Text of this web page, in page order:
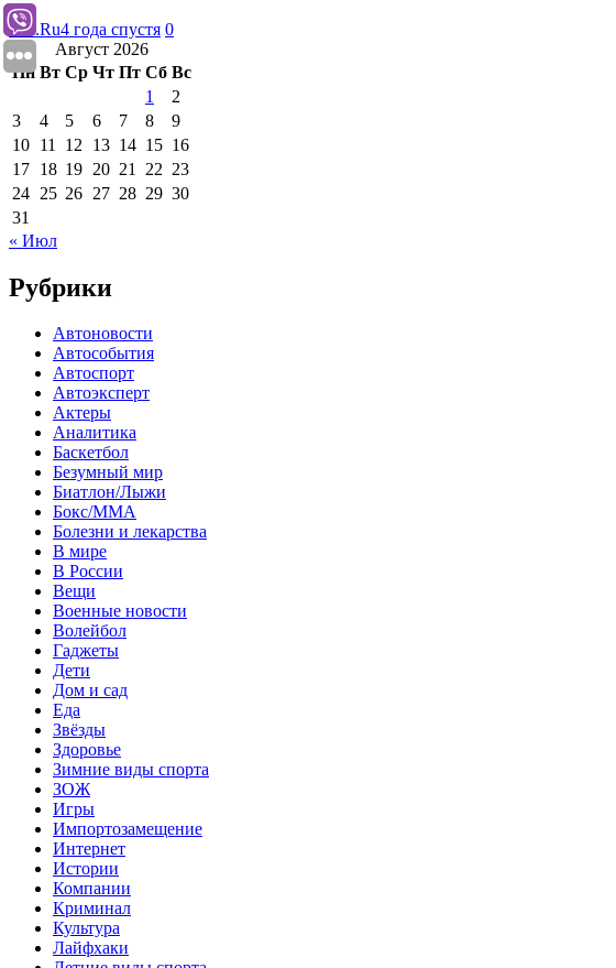
Ura.Ru4 года спустя 0
Август 2026
Пн Вт Ср Чт Пт Сб Вс
1
2
3
4 5 6 7 8
9
10 11 12 13 14 15 16
17 18 19 20 21 22 23
24 25 26 27 28 29 30
31
« Июл
Рубрики
Автоновости
Автособытия
Автоспорт
Автоэксперт
Актеры
Аналитика
Баскетбол
Безумный мир
Биатлон/Лыжи
Бокс/MMA
Болезни и лекарства
В мире
В России
Вещи
Военные новости
Волейбол
Гаджеты
Дети
Дом и сад
Еда
Звёзды
Здоровье
Зимние виды спорта
ЗОЖ
Игры
Импортозамещение
Интернет
Истории
Компании
Криминал
Культура
Лайфхаки